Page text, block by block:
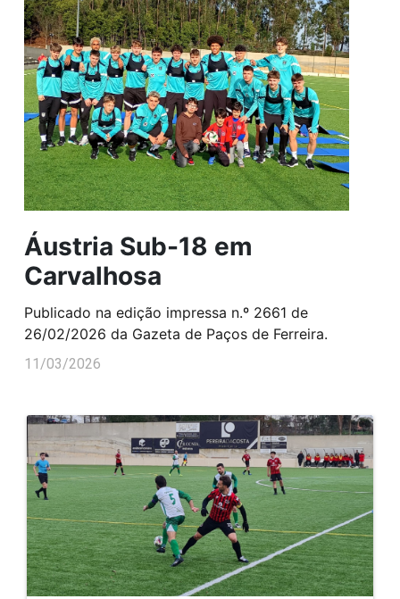
Áustria Sub-18 em
Carvalhosa
Publicado na edição impressa n.º 2661 de
26/02/2026 da Gazeta de Paços de Ferreira.
11/03/2026